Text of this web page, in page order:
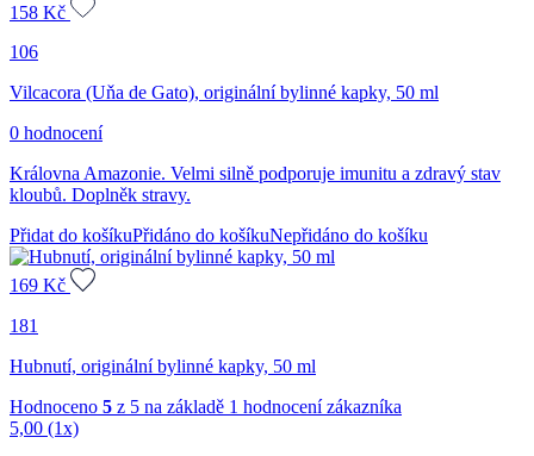
158 Kč
106
Vilcacora (Uňa de Gato), originální bylinné kapky, 50 ml
0 hodnocení
Královna Amazonie. Velmi silně podporuje imunitu a zdravý stav
kloubů. Doplněk stravy.
Přidat do košíkuPřidáno do košíkuNepřidáno do košíku
169 Kč
181
Hubnutí, originální bylinné kapky, 50 ml
Hodnoceno 5 z 5 na základě 1 hodnocení zákazníka
5,00 (1x)